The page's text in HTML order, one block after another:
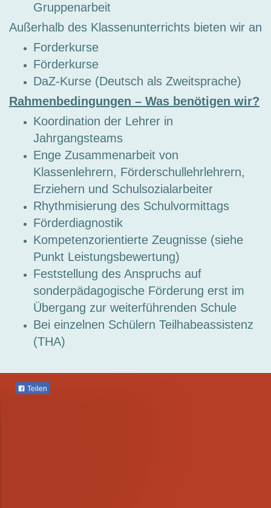
Gruppenarbeit
Außerhalb des Klassenunterrichts bieten wir an
Forderkurse
Förderkurse
DaZ-Kurse (Deutsch als Zweitsprache)
Rahmenbedingungen – Was benötigen wir?
Koordination der Lehrer in
Jahrgangsteams
Enge Zusammenarbeit von
Klassenlehrern, Förderschullehrlehrern,
Erziehern und Schulsozialarbeiter
Rhythmisierung des Schulvormittags
Förderdiagnostik
Kompetenzorientierte Zeugnisse (siehe
Punkt Leistungsbewertung)
Feststellung des Anspruchs auf
sonderpädagogische Förderung erst im
Übergang zur weiterführenden Schule
Bei einzelnen Schülern Teilhabeassistenz
(THA)
Teilen